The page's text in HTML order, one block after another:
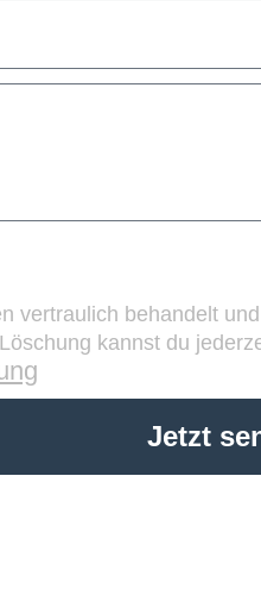
vertraulich behandelt
kannst du
Jetzt